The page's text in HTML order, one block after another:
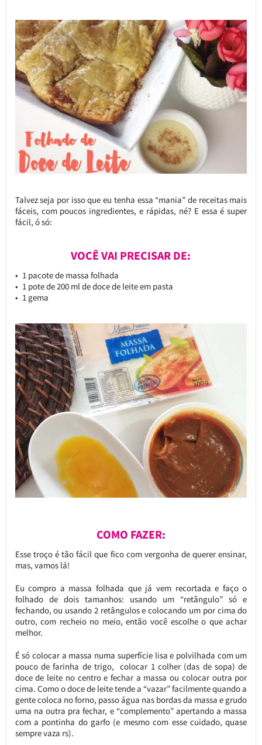
Talvez seja por isso que eu tenha essa “mania” de receitas mais
fáceis, com poucos ingredientes, e rápidas, né? E essa é super
fácil, ó só:
VOCÊ VAI PRECISAR DE:
1 pacote de massa folhada
1 pote de 200 ml de doce de leite em pasta
1 gema
COMO FAZER:
Esse troço é tão fácil que fico com vergonha de querer ensinar,
mas, vamos lá!
Eu compro a massa folhada que já vem recortada e faço o
folhado de dois tamanhos: usando um “retângulo” só e
fechando, ou usando 2 retângulos e colocando um por cima do
outro, com recheio no meio, então você escolhe o que achar
melhor.
É só colocar a massa numa superfície lisa e polvilhada com um
pouco de farinha de trigo, colocar 1 colher (das de sopa) de
doce de leite no centro e fechar a massa ou colocar outra por
cima. Como o doce de leite tende a “vazar” facilmente quando a
gente coloca no forno, passo água nas bordas da massa e grudo
uma na outra pra fechar, e “complemento” apertando a massa
com a pontinha do garfo (e mesmo com esse cuidado, quase
sempre vaza rs).